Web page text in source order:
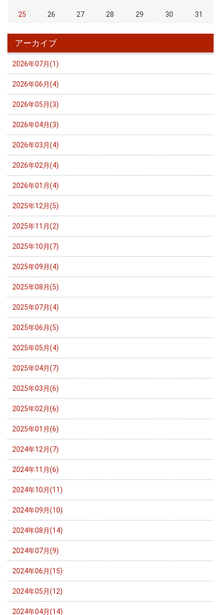
25 26 27 28 29 30 31
アーカイブ
2026年07月(1)
2026年06月(4)
2026年05月(3)
2026年04月(3)
2026年03月(4)
2026年02月(4)
2026年01月(4)
2025年12月(5)
2025年11月(2)
2025年10月(7)
2025年09月(4)
2025年08月(5)
2025年07月(4)
2025年06月(5)
2025年05月(4)
2025年04月(7)
2025年03月(6)
2025年02月(6)
2025年01月(6)
2024年12月(7)
2024年11月(6)
2024年10月(11)
2024年09月(10)
2024年08月(14)
2024年07月(9)
2024年06月(15)
2024年05月(12)
2024年04月(14)